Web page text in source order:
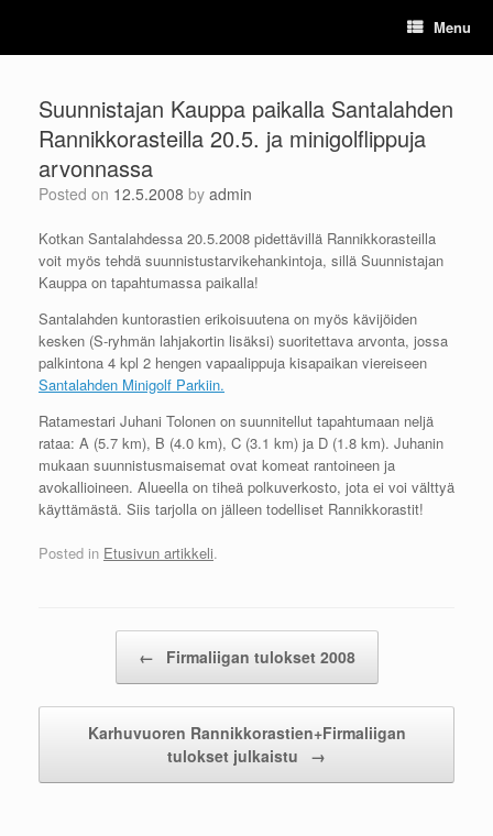
content
Menu
Suunnistajan Kauppa paikalla Santalahden
Rannikkorasteilla 20.5. ja minigolflippuja
arvonnassa
Posted on 12.5.2008 by admin
Kotkan Santalahdessa 20.5.2008 pidettävillä Rannikkorasteilla
voit myös tehdä suunnistustarvikehankintoja, sillä Suunnistajan
Kauppa on tapahtumassa paikalla!
Santalahden kuntorastien erikoisuutena on myös kävijöiden
kesken (S-ryhmän lahjakortin lisäksi) suoritettava arvonta, jossa
palkintona 4 kpl 2 hengen vapaalippuja kisapaikan viereiseen
Santalahden Minigolf Parkiin.
Ratamestari Juhani Tolonen on suunnitellut tapahtumaan neljä
rataa: A (5.7 km), B (4.0 km), C (3.1 km) ja D (1.8 km). Juhanin
mukaan suunnistusmaisemat ovat komeat rantoineen ja
avokallioineen. Alueella on tiheä polkuverkosto, jota ei voi välttyä
käyttämästä. Siis tarjolla on jälleen todelliset Rannikkorastit!
Posted in Etusivun artikkeli.
← Firmaliigan tulokset 2008
Karhuvuoren Rannikkorastien+Firmaliigan
tulokset julkaistu
→